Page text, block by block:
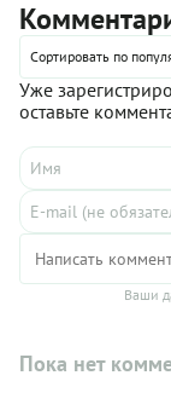
Сортировать по
Уже
оставьте
Ваши
Пока нет